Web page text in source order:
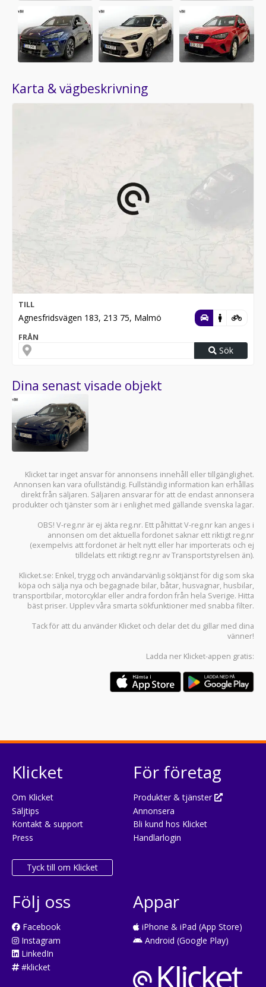
Karta & vägbeskrivning
TILL
Agnesfridsvägen 183, 213 75, Malmö
FRÅN
Sök
Dina senast visade objekt
Klicket tar inget ansvar för annonsens innehåll eller tillgänglighet.
Annonsen kan vara ofullständig. Fullständig information kan erhållas
direkt från säljaren. Säljaren ansvarar för att de endast annonsera
produkter och tjänster som är i enlighet med gällande svenska lagar.
OBS! V-reg.nr är ej äkta reg.nr. Ett påhittat V-reg.nr kan anges i
annonsen om det aktuella fordonet saknar ett riktigt reg.nr
(exempelvis att fordonet är helt nytt eller har importerats och ej
tilldelats ett riktigt reg.nr av Transportstyrelsen än).
Klicket.se: Enkel, trygg och användarvänlig söktjänst för dig som ska
köpa och sälja nya och begagnade bilar, båtar, husvagnar, husbilar,
transportbilar, motorcyklar eller andra fordon från hela Sverige. Hitta
bäst priser. Upplev våra smarta sökfunktioner med snabba filter.
Tack för att du använder Klicket och delar det du gillar med dina
vänner!
Ladda ner Klicket-appen gratis:
Klicket
Om Klicket
Säljtips
Kontakt & support
Press
Tyck till om Klicket
För företag
Produkter & tjänster
Annonsera
Bli kund hos Klicket
Handlarlogin
Följ oss
Facebook
Instagram
LinkedIn
#klicket
Appar
iPhone & iPad (App Store)
Android (Google Play)